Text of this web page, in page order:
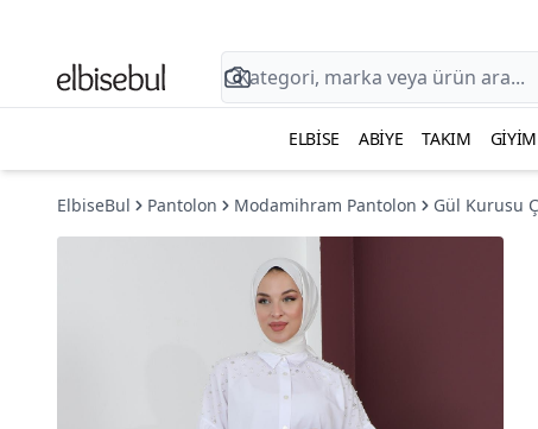
ELBISE ABIYE TAKIM GIYIM
ElbiseBul Pantolon Modamihram Pantolon
Gül Kurusu